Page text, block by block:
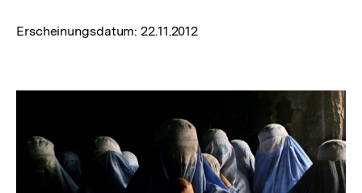
Erscheinungsdatum:22.11.2012